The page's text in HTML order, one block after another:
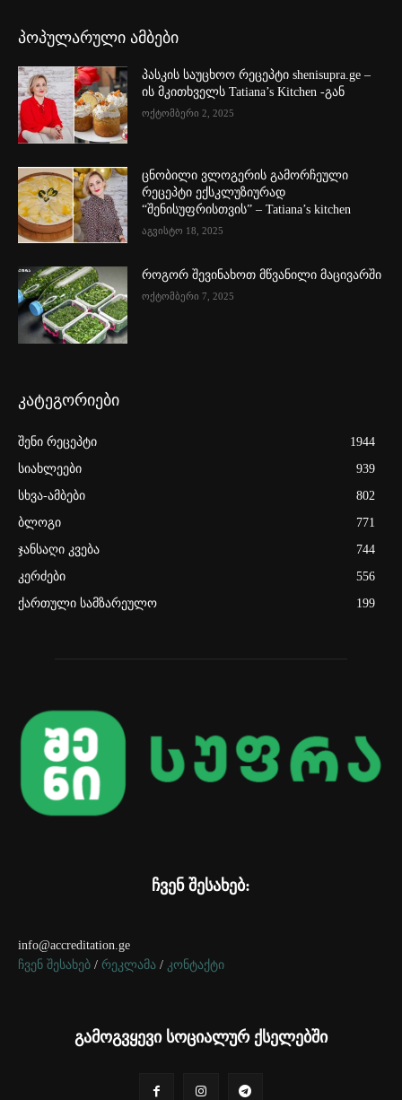
პოპულარული ამბები
პასკის საუცხოო რეცეპტი shenisupra.ge –
ის მკითხველს Tatiana’s Kitchen -გან
ოქტომბერი 2, 2025
ცნობილი ვლოგერის გამორჩეული
რეცეპტი ექსკლუზიურად
“შენისუფრისთვის” – Tatiana’s kitchen
აგვისტო 18, 2025
როგორ შევინახოთ მწვანილი მაცივარში
ოქტომბერი 7, 2025
კატეგორიები
შენი რეცეპტი
1944
სიახლეები
939
სხვა-ამბები
802
ბლოგი
771
ჯანსაღი კვება
744
კერძები
556
ქართული სამზარეულო
199
ჩვენ შესახებ:
info@accreditation.ge
ჩვენ შესახებ / რეკლამა / კონტაქტი
გამოგვყევი სოციალურ ქსელებში